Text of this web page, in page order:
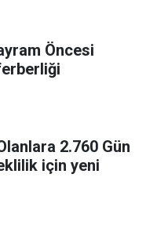
Öncesi
2.760 Gün
için yeni